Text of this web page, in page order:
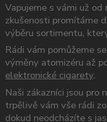
Vapujeme s vámi už
zkušenosti promítáme
výběru sortimentu,
Rádi vám pomůžeme
výměny atomizéru až
elektronické cigarety.
Naši zákazníci jsou pro
trpělivě vám vše rádi
dokud neodcházíte s